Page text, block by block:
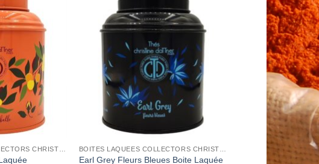
Add to
Wishlist
Add to
Wishlist
Earl Grey Fleurs Bleues Boite Laquée